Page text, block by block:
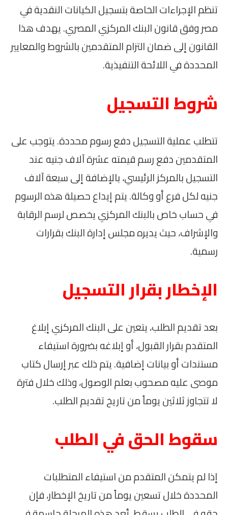
تنظم الإجراءات الخاصة بتسجيل الكيانات النقدية في
مصر وفق قانون البنك المركزي المصري. يهدف هذا
القانون إلى ضمان التزام المتقدمين بالشروط والمعايير
المحددة في اللائحة التنفيذية.
شروط التسجيل
تتطلب عملية التسجيل دفع رسوم محددة. يتوجب على
المتقدمين دفع رسم قيمته عشرة آلاف جنيه عند
التسجيل بالمركز الرئيسي، بالإضافة إلى سبعة آلاف
جنيه لكل فرع أو وكالة. يتم إيداع حصيلة هذه الرسوم
في حساب خاص بالبنك المركزي يخصص لرسم الرقابة
والإشراف، حيث يديره مجلس إدارة البنك بقرارات
رسمية.
الإخطار بقرار التسجيل
بعد تقديم الطلب، يتعين على البنك المركزي إبلاغ
المتقدم بقرار القبول، أو إبلاغه بضرورة استيفاء
مستندات أو بيانات إضافية. يتم ذلك عبر إرسال كتاب
موصى عليه مصحوب بعلم الوصول، وذلك خلال فترة
لا تتجاوز ثلاثين يوماً من تاريخ تقديم الطلب.
سقوط الحق في الطلب
إذا لم يتمكن المتقدم من استيفاء المتطلبات
المحددة خلال تسعين يوماً من تاريخ الإخطار، فإن